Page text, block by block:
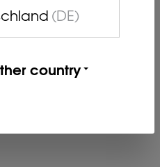
(DE)
country